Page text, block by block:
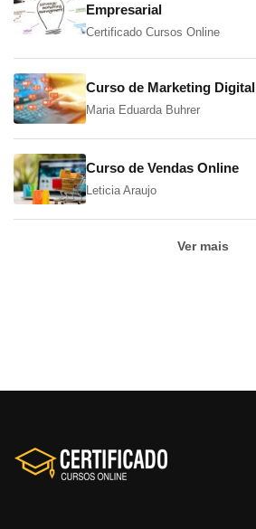
Empresarial
Certificado Cursos Online
Curso de Marketing Digital
Maria Eduarda Buhrer
Curso de Vendas Online
Leticia Araujo
Ver mais